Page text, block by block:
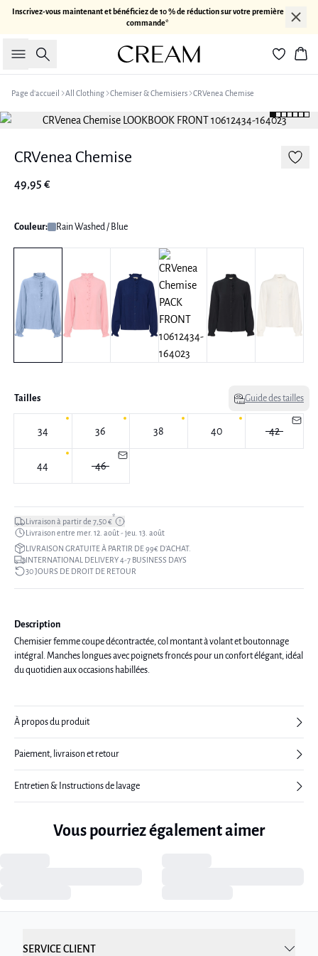
Inscrivez-vous maintenant et bénéficiez de 10 % de réduction sur votre première
commande*
Rechercher
Page d’accueil All Clothing Chemiser & Chemisiers CRVenea Chemise
CRVenea Chemise
49,95 €
Couleur: Rain Washed / Blue
Tailles Guide des tailles
34 36 38 40 42
44 46
Livraison à partir de 7,50 €*
Livraison entre mer. 12. août - jeu. 13. août
LIVRAISON GRATUITE À PARTIR DE 99€ D’ACHAT.
INTERNATIONAL DELIVERY 4-7 BUSINESS DAYS
30 JOURS DE DROIT DE RETOUR
Description
Chemisier femme coupe décontractée, col montant à volant et boutonnage
intégral. Manches longues avec poignets froncés pour un confort élégant, idéal
du quotidien aux occasions habillées.
À propos du produit
Paiement, livraison et retour
Entretien & Instructions de lavage
Vous pourriez également aimer
SERVICE CLIENT